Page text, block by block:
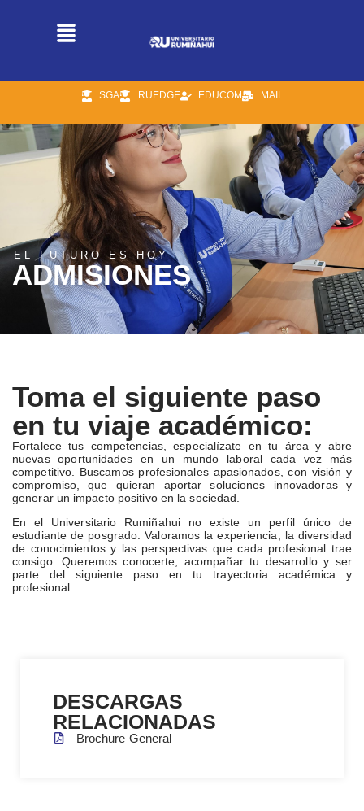
SGA RUEDGE EDUCOM MAIL
EL FUTURO ES HOY
ADMISIONES
Toma el siguiente paso
en tu viaje académico:
Fortalece tus competencias, especialízate en tu área y abre
nuevas oportunidades en un mundo laboral cada vez más
competitivo. Buscamos profesionales apasionados, con visión y
compromiso, que quieran aportar soluciones innovadoras y
generar un impacto positivo en la sociedad.
En el Universitario Rumiñahui no existe un perfil único de
estudiante de posgrado. Valoramos la experiencia, la diversidad
de conocimientos y las perspectivas que cada profesional trae
consigo. Queremos conocerte, acompañar tu desarrollo y ser
parte del siguiente paso en tu trayectoria académica y
profesional.
DESCARGAS
RELACIONADAS
Brochure General